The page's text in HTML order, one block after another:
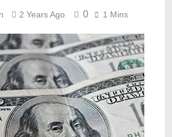
2 Years Ago 0 1 Mins